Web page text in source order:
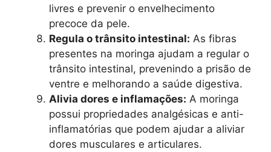
livres e prevenir o envelhecimento
precoce da pele.
Regula o trânsito intestinal: As fibras
presentes na moringa ajudam a regular o
trânsito intestinal, prevenindo a prisão de
ventre e melhorando a saúde digestiva.
Alivia dores e inflamações: A moringa
possui propriedades analgésicas e anti-
inflamatórias que podem ajudar a aliviar
dores musculares e articulares.